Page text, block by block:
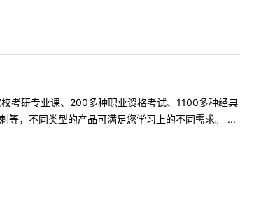
考研专业课、200多种职业资格考试、1100多种经典
等，不同类型的产品可满足您学习上的不同需求。 ...